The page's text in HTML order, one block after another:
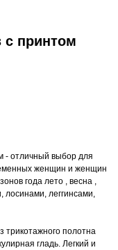
с принтом
- отличный выбор для
женщин и женщин
года лето , весна ,
леггинсами,
трикотажного полотна
гладь. Легкий и